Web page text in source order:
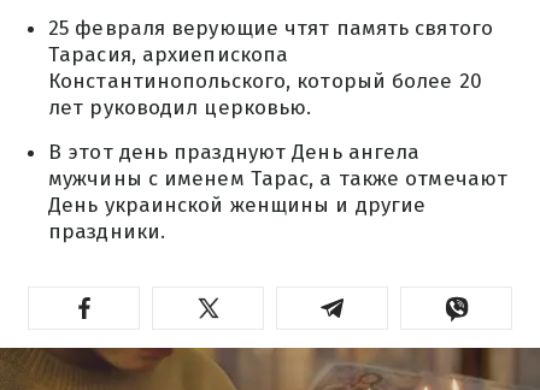
25 февраля верующие чтят память святого
Тарасия, архиепископа
Константинопольского, который более 20
лет руководил церковью.
В этот день празднуют День ангела
мужчины с именем Тарас, а также отмечают
День украинской женщины и другие
праздники.